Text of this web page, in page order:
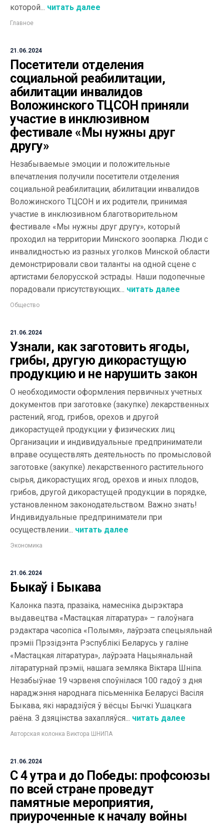
которой... читать далее
Главное
21.06.2024
Посетители отделения
социальной реабилитации,
абилитации инвалидов
Воложинского ТЦСОН приняли
участие в инклюзивном
фестивале «Мы нужны друг
другу»
Незабываемые эмоции и положительные
впечатления получили посетители отделения
социальной реабилитации, абилитации инвалидов
Воложинского ТЦСОН и их родители, принимая
участие в инклюзивном благотворительном
фестивале «Мы нужны друг другу», который
проходил на территории Минского зоопарка. Люди с
инвалидностью из разных уголков Минской области
демонстрировали свои таланты на одной сцене с
артистами белорусской эстрады. Наши подопечные
порадовали присутствующих... читать далее
Общество
21.06.2024
Узнали, как заготовить ягоды,
грибы, другую дикорастущую
продукцию и не нарушить закон
О необходимости оформления первичных учетных
документов при заготовке (закупке) лекарственных
растений, ягод, грибов, орехов и другой
дикорастущей продукции у физических лиц
Организации и индивидуальные предприниматели
вправе осуществлять деятельность по промысловой
заготовке (закупке) лекарственного растительного
сырья, дикорастущих ягод, орехов и иных плодов,
грибов, другой дикорастущей продукции в порядке,
установленном законодательством. Важно знать!
Индивидуальные предприниматели при
осуществлении... читать далее
Экономика
21.06.2024
Быкаў і Быкава
Калонка паэта, празаіка, намесніка дырэктара
выдавецтва «Мастацкая літаратура» – галоўнага
рэдактара часопіса «Полымя», лаўрэата спецыяльнай
прэміі Прэзідэнта Рэспублікі Беларусь у галіне
«Мастацкая літаратура», лаўрэата Нацыянальнай
літаратурнай прэміі, нашага земляка Віктара Шніпа.
Незабыўнае 19 чэрвеня споўнілася 100 гадоў з дня
нараджэння народнага пісьменніка Беларусі Васіля
Быкава, які нарадзіўся ў вёсцы Бычкі Ушацкага
раёна. З дзяцінства захапляўся... читать далее
Авторская колонка Виктора ШНИПА
21.06.2024
С 4 утра и до Победы: профсоюзы
по всей стране проведут
памятные мероприятия,
приуроченные к началу войны